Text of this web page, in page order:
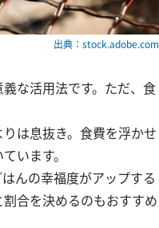
出典：stock.adobe.com
な活用法です。ただ、食
は息抜き。食費を浮かせ
います。
んの幸福度がアップする
合を決めるのもおすすめ